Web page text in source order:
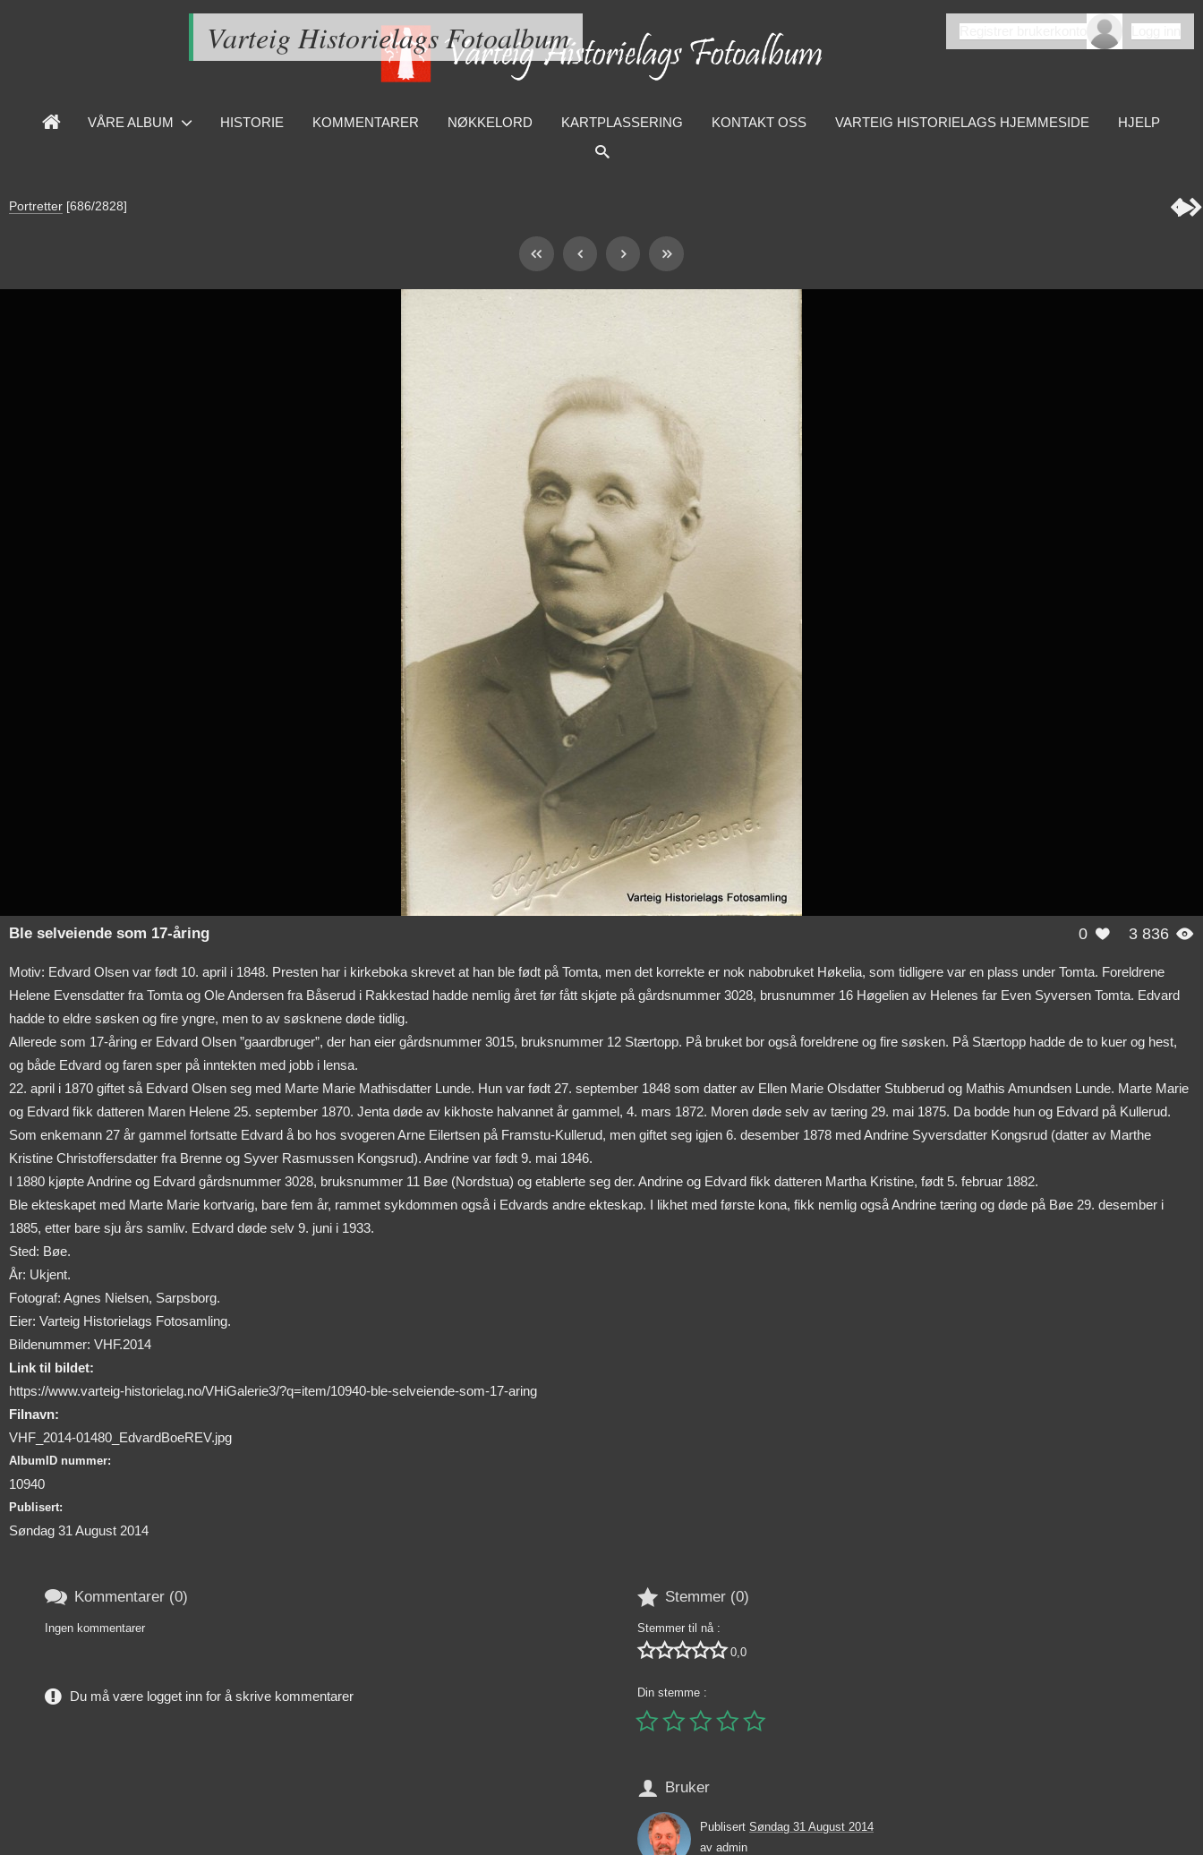
Varteig Historielags Fotoalbum
VÅRE ALBUM HISTORIE KOMMENTARER NØKKELORD KARTPLASSERING KONTAKT OSS VARTEIG HISTORIELAGS HJEMMESIDE HJELP
Portretter [686/2828] 
0  3 836 
Ble selveiende som 17-åring
Motiv: Edvard Olsen var født 10. april i 1848. Presten har i kirkeboka skrevet at han ble født på Tomta, men det korrekte er nok nabobruket Høkelia, som tidligere var en plass under Tomta. Foreldrene
Helene Evensdatter fra Tomta og Ole Andersen fra Båserud i Rakkestad hadde nemlig året før fått skjøte på gårdsnummer 3028, brusnummer 16 Høgelien av Helenes far Even Syversen Tomta. Edvard
hadde to eldre søsken og fire yngre, men to av søsknene døde tidlig.
Allerede som 17-åring er Edvard Olsen ”gaardbruger”, der han eier gårdsnummer 3015, bruksnummer 12 Stærtopp. På bruket bor også foreldrene og fire søsken. På Stærtopp hadde de to kuer og hest,
og både Edvard og faren sper på inntekten med jobb i lensa.
22. april i 1870 giftet så Edvard Olsen seg med Marte Marie Mathisdatter Lunde. Hun var født 27. september 1848 som datter av Ellen Marie Olsdatter Stubberud og Mathis Amundsen Lunde. Marte Marie
og Edvard fikk datteren Maren Helene 25. september 1870. Jenta døde av kikhoste halvannet år gammel, 4. mars 1872. Moren døde selv av tæring 29. mai 1875. Da bodde hun og Edvard på Kullerud.
Som enkemann 27 år gammel fortsatte Edvard å bo hos svogeren Arne Eilertsen på Framstu-Kullerud, men giftet seg igjen 6. desember 1878 med Andrine Syversdatter Kongsrud (datter av Marthe
Kristine Christoffersdatter fra Brenne og Syver Rasmussen Kongsrud). Andrine var født 9. mai 1846.
I 1880 kjøpte Andrine og Edvard gårdsnummer 3028, bruksnummer 11 Bøe (Nordstua) og etablerte seg der. Andrine og Edvard fikk datteren Martha Kristine, født 5. februar 1882.
Ble ekteskapet med Marte Marie kortvarig, bare fem år, rammet sykdommen også i Edvards andre ekteskap. I likhet med første kona, fikk nemlig også Andrine tæring og døde på Bøe 29. desember i
1885, etter bare sju års samliv. Edvard døde selv 9. juni i 1933.
Sted: Bøe.
År: Ukjent.
Fotograf: Agnes Nielsen, Sarpsborg.
Eier: Varteig Historielags Fotosamling.
Bildenummer: VHF.2014
Link til bildet:
https://www.varteig-historielag.no/VHiGalerie3/?q=item/10940-ble-selveiende-som-17-aring
Filnavn:
VHF_2014-01480_EdvardBoeREV.jpg
AlbumID nummer:
10940
Publisert:
Søndag 31 August 2014
 Stemmer (0)
Stemmer til nå :
 0,0
Din stemme :

 Bruker
Publisert Søndag 31 August 2014
av admin
 Kommentarer (0)
Ingen kommentarer
Du må være logget inn for å skrive kommentarer